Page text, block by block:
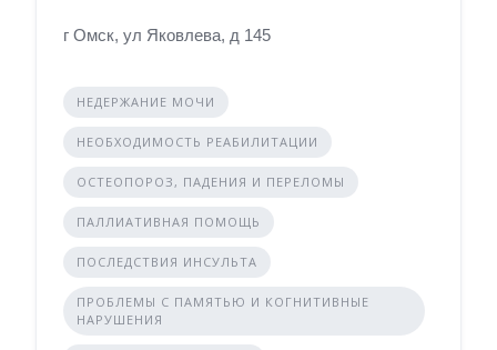
г Омск, ул Яковлева, д 145
НЕДЕРЖАНИЕ МОЧИ
НЕОБХОДИМОСТЬ РЕАБИЛИТАЦИИ
ОСТЕОПОРОЗ, ПАДЕНИЯ И ПЕРЕЛОМЫ
ПАЛЛИАТИВНАЯ ПОМОЩЬ
ПОСЛЕДСТВИЯ ИНСУЛЬТА
ПРОБЛЕМЫ С ПАМЯТЬЮ И КОГНИТИВНЫЕ
НАРУШЕНИЯ